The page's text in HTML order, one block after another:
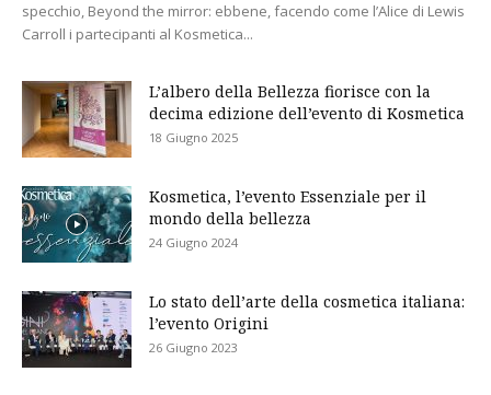
specchio, Beyond the mirror: ebbene, facendo come l’Alice di Lewis
Carroll i partecipanti al Kosmetica...
L’albero della Bellezza fiorisce con la
decima edizione dell’evento di Kosmetica
18 Giugno 2025
Kosmetica, l’evento Essenziale per il
mondo della bellezza
24 Giugno 2024
Lo stato dell’arte della cosmetica italiana:
l’evento Origini
26 Giugno 2023